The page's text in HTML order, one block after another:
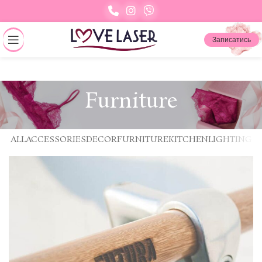
Записатись
Furniture
ALLACCESSORIESDECORFURNITUREKITCHENLIGHTING